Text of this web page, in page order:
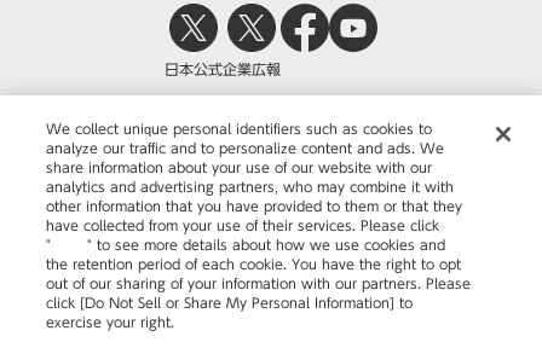
株式会社オカムラ
ウェブサイトのご利用について
プライバシーポリシー
日本公式企業広報
We collect unique personal identifiers such as cookies to
analyze our traffic and to personalize content and ads. We
share information about your use of our website with our
analytics and advertising partners, who may combine it with
other information that you have provided to them or that they
have collected from your use of their services. Please click
"
here" to see more details about how we use cookies and
the retention period of each cookie. You have the right to opt
out of our sharing of your information with our partners. Please
click [Do Not Sell or Share My Personal Information] to
exercise your right.